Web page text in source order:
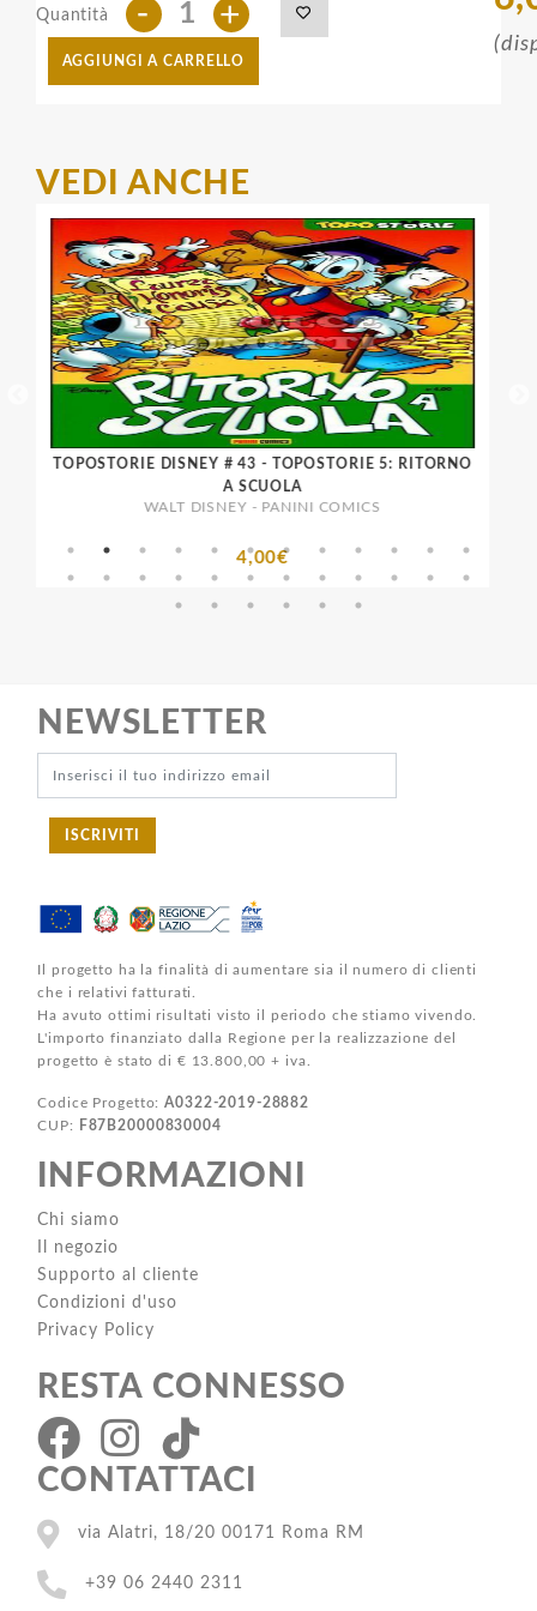
Quantità - +
AGGIUNGI A CARRELLO
VEDI ANCHE
TOPOSTORIE DISNEY # 43 - TOPOSTORIE 5: RITORNO
A SCUOLA
WALT DISNEY - PANINI COMICS
4,00€
NEWSLETTER
ISCRIVITI
Il progetto ha la finalità di aumentare sia il numero di clienti
che i relativi fatturati.
Ha avuto ottimi risultati visto il periodo che stiamo vivendo.
L'importo finanziato dalla Regione per la realizzazione del
progetto è stato di € 13.800,00 + iva.
Codice Progetto:A0322-2019-28882
CUP:
F87B20000830004
INFORMAZIONI
Chi siamo
Il negozio
Supporto al cliente
Condizioni d'uso
Privacy Policy
RESTA CONNESSO
CONTATTACI
via Alatri, 18/20 00171 Roma RM
+39 06 2440 2311